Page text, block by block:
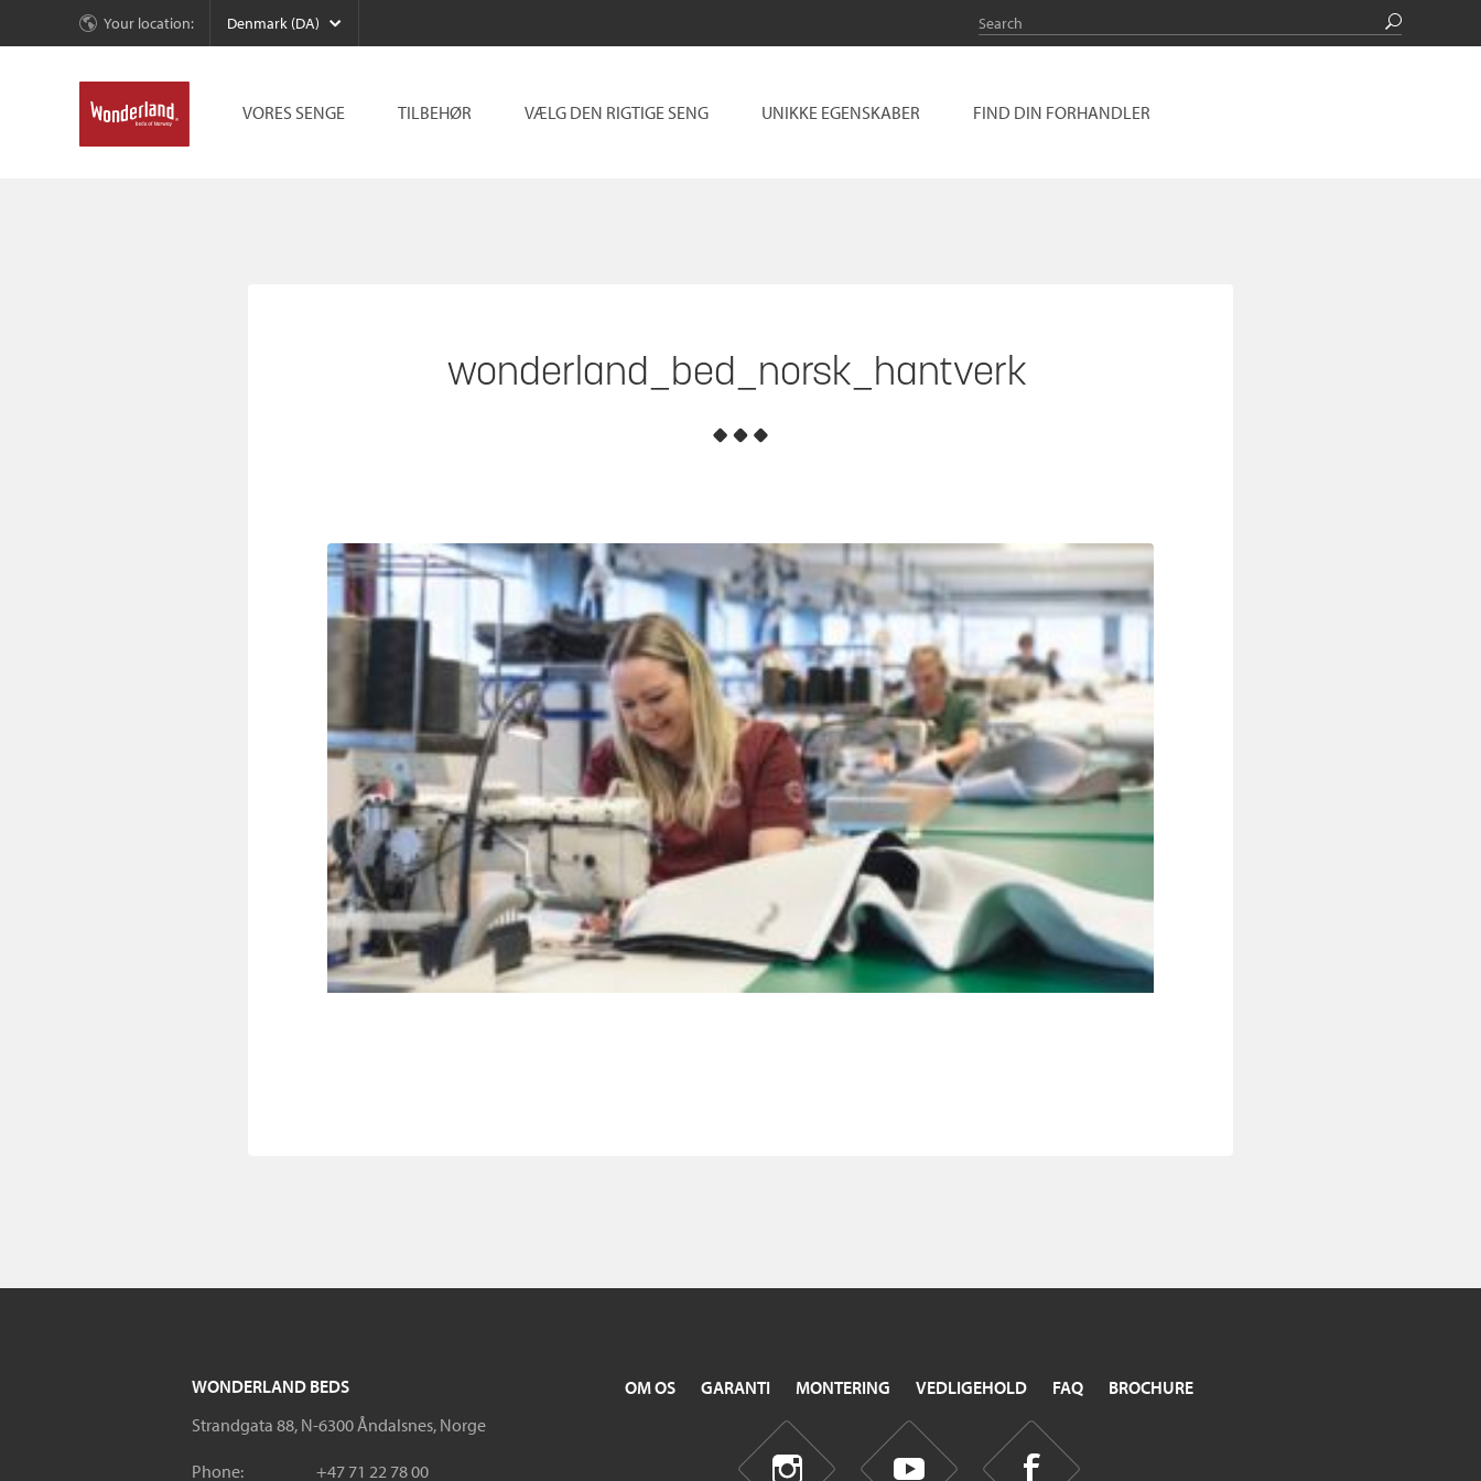
Your location: Denmark (DA)
VORES SENGE TILBEHØR VÆLG DEN RIGTIGE SENG UNIKKE EGENSKABER FIND DIN FORHANDLER
wonderland_bed_norsk_hantverk
OM OS GARANTI MONTERING VEDLIGEHOLD FAQ BROCHURE
WONDERLAND BEDS
Strandgata 88, N-6300 Åndalsnes, Norge
Phone: +47 71 22 78 00